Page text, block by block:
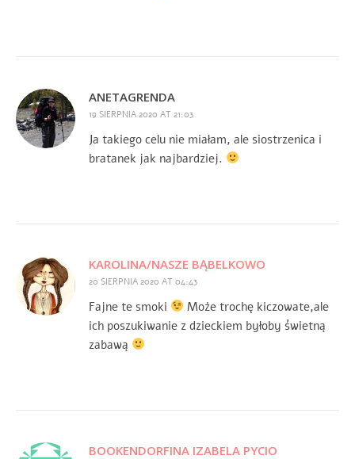
ANETAGRENDA
19 SIERPNIA 2020 AT 21:03
Ja takiego celu nie miałam, ale siostrzenica i
bratanek jak najbardziej.
KAROLINA/NASZE BĄBELKOWO
20 SIERPNIA 2020 AT 04:43
Fajne te smoki
Może trochę kiczowate,ale
ich poszukiwanie z dzieckiem byłoby świetną
zabawą
BOOKENDORFINA IZABELA PYCIO